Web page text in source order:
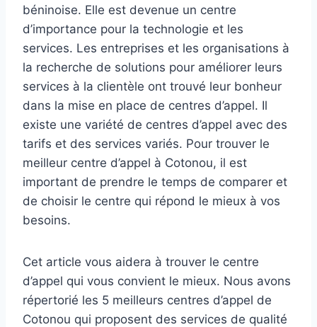
béninoise. Elle est devenue un centre
d’importance pour la technologie et les
services. Les entreprises et les organisations à
la recherche de solutions pour améliorer leurs
services à la clientèle ont trouvé leur bonheur
dans la mise en place de centres d’appel. Il
existe une variété de centres d’appel avec des
tarifs et des services variés. Pour trouver le
meilleur centre d’appel à Cotonou, il est
important de prendre le temps de comparer et
de choisir le centre qui répond le mieux à vos
besoins.
Cet article vous aidera à trouver le centre
d’appel qui vous convient le mieux. Nous avons
répertorié les 5 meilleurs centres d’appel de
Cotonou qui proposent des services de qualité